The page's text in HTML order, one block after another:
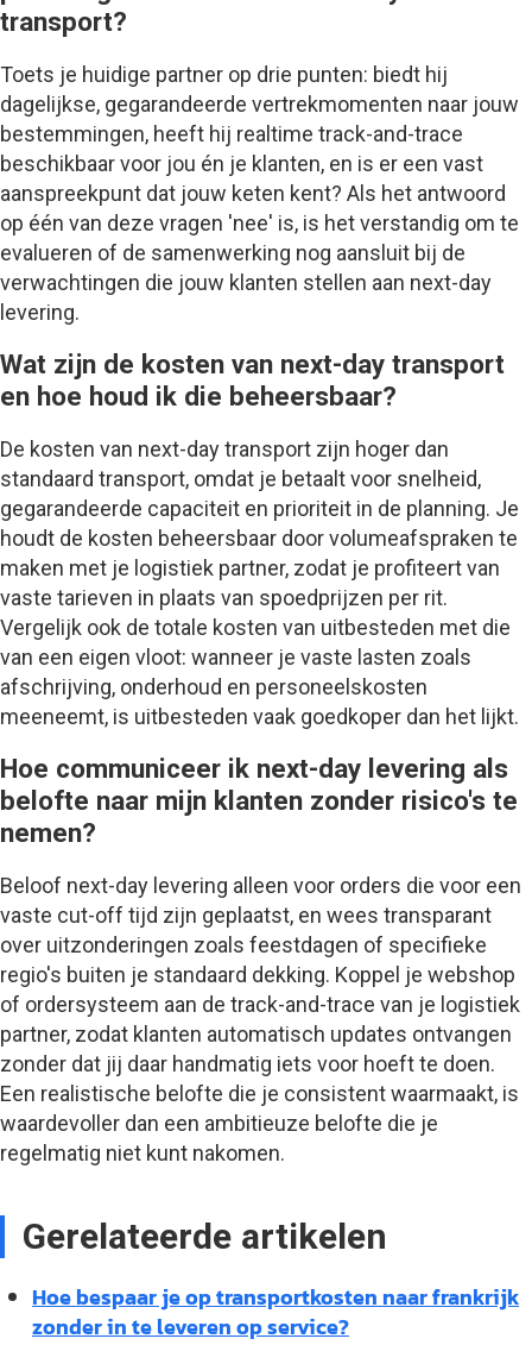
transport?
Toets je huidige partner op drie punten: biedt hij
dagelijkse, gegarandeerde vertrekmomenten naar jouw
bestemmingen, heeft hij realtime track-and-trace
beschikbaar voor jou én je klanten, en is er een vast
aanspreekpunt dat jouw keten kent? Als het antwoord
op één van deze vragen 'nee' is, is het verstandig om te
evalueren of de samenwerking nog aansluit bij de
verwachtingen die jouw klanten stellen aan next-day
levering.
Wat zijn de kosten van next-day transport
en hoe houd ik die beheersbaar?
De kosten van next-day transport zijn hoger dan
standaard transport, omdat je betaalt voor snelheid,
gegarandeerde capaciteit en prioriteit in de planning. Je
houdt de kosten beheersbaar door volumeafspraken te
maken met je logistiek partner, zodat je profiteert van
vaste tarieven in plaats van spoedprijzen per rit.
Vergelijk ook de totale kosten van uitbesteden met die
van een eigen vloot: wanneer je vaste lasten zoals
afschrijving, onderhoud en personeelskosten
meeneemt, is uitbesteden vaak goedkoper dan het lijkt.
Hoe communiceer ik next-day levering als
belofte naar mijn klanten zonder risico's te
nemen?
Beloof next-day levering alleen voor orders die voor een
vaste cut-off tijd zijn geplaatst, en wees transparant
over uitzonderingen zoals feestdagen of specifieke
regio's buiten je standaard dekking. Koppel je webshop
of ordersysteem aan de track-and-trace van je logistiek
partner, zodat klanten automatisch updates ontvangen
zonder dat jij daar handmatig iets voor hoeft te doen.
Een realistische belofte die je consistent waarmaakt, is
waardevoller dan een ambitieuze belofte die je
regelmatig niet kunt nakomen.
Gerelateerde artikelen
Hoe bespaar je op transportkosten naar frankrijk
zonder in te leveren op service?